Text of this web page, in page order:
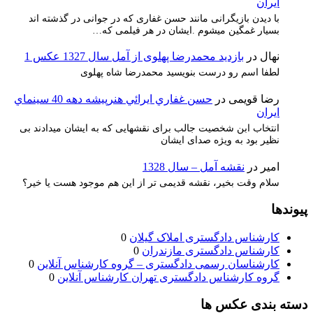
با دیدن بازیگرانی مانند حسن غفاری که در جوانی در گذشته اند
بسیار غمگین میشوم .ایشان در هر فیلمی که…
نهال در بازدید محمدرضا پهلوی از آمل سال 1327 عکس 1
لطفا اسم رو درست بنویسید محمدرضا شاه پهلوی
رضا قویمی در
حسن غفاري ايرائي هنرپيشه دهه 40 سينماي
ايران
انتخاب ابن شخصیت جالب برای نقشهایی که به ایشان میدادند بی
نظیر بود به ویژه صدای ایشان
امیر در نقشه آمل – سال 1328
سلام وقت بخیر، نقشه قدیمی تر از این هم موجود هست یا خیر؟
پیوندها
کارشناس دادگستری املاک گیلان
کارشناس دادگستری مازندران
کارشناسان رسمی دادگستری – گروه کارشناس آنلاین
گروه کارشناس دادگستری تهران کارشناس آنلاین
دسته بندی عکس ها